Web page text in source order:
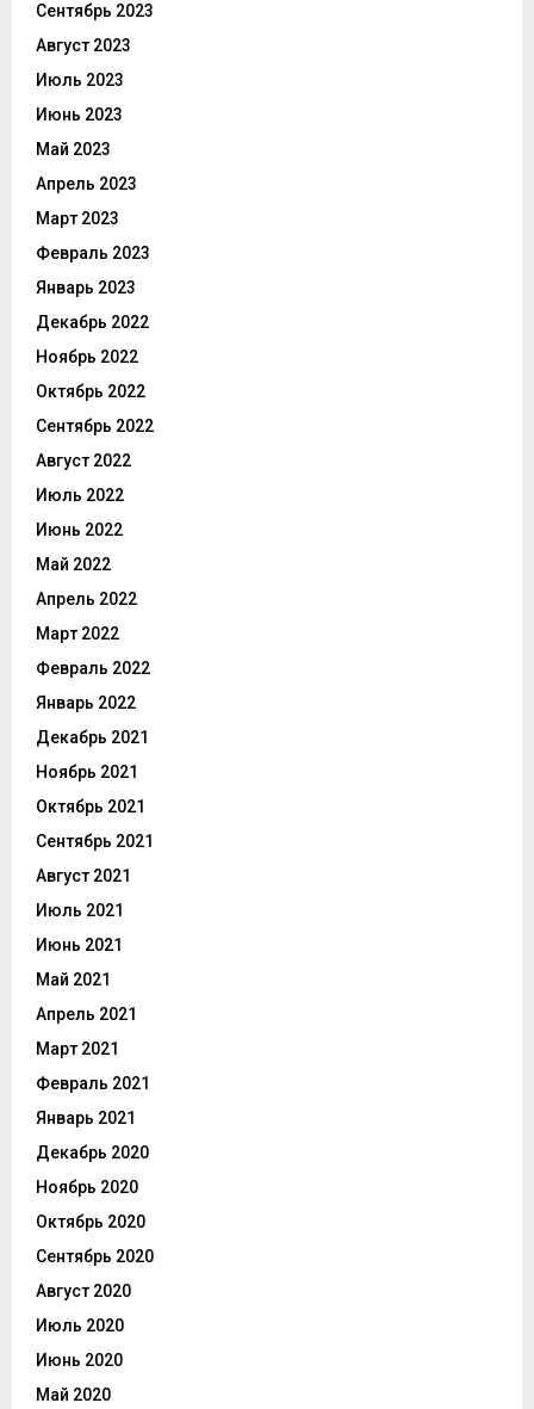
Сентябрь 2023
Август 2023
Июль 2023
Июнь 2023
Май 2023
Апрель 2023
Март 2023
Февраль 2023
Январь 2023
Декабрь 2022
Ноябрь 2022
Октябрь 2022
Сентябрь 2022
Август 2022
Июль 2022
Июнь 2022
Май 2022
Апрель 2022
Март 2022
Февраль 2022
Январь 2022
Декабрь 2021
Ноябрь 2021
Октябрь 2021
Сентябрь 2021
Август 2021
Июль 2021
Июнь 2021
Май 2021
Апрель 2021
Март 2021
Февраль 2021
Январь 2021
Декабрь 2020
Ноябрь 2020
Октябрь 2020
Сентябрь 2020
Август 2020
Июль 2020
Июнь 2020
Май 2020